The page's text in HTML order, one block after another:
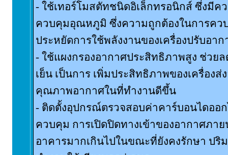
- ใช้เทอร์โมสตัทชนิดอิเล็กทรอนิกส์ ซึ่งมีค
ควบคุมอุณหภูมิ ซึ่งความถูกต้องในการคว
ประหยัดการใช้พลังงานของเครื่องปรับอาก
- ใช้แผงกรองอากาศประสิทธิภาพสูง ช่วย
เย็น เป็นการ เพิ่มประสิทธิภาพของเครื่องส่
คุณภาพอากาศในที่ทำงานดีขึ้น
- ติดตั้งอุปกรณ์ตรวจสอบค่าคาร์บอนไดออ
ควบคุม การเปิดปิดทางเข้าของอากาศภา
อาคารมากเกินไปในขณะที่ยังคงรักษา ป